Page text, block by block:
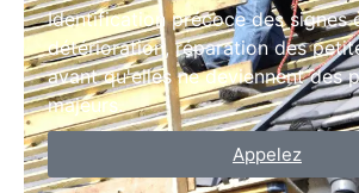
Identification précoce des signes
détérioration, réparation des
avant qu'elles ne deviennent des
majeurs.
Appelez